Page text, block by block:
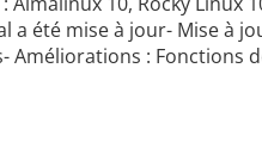
été mise à jour- Mise à
: Fonctions